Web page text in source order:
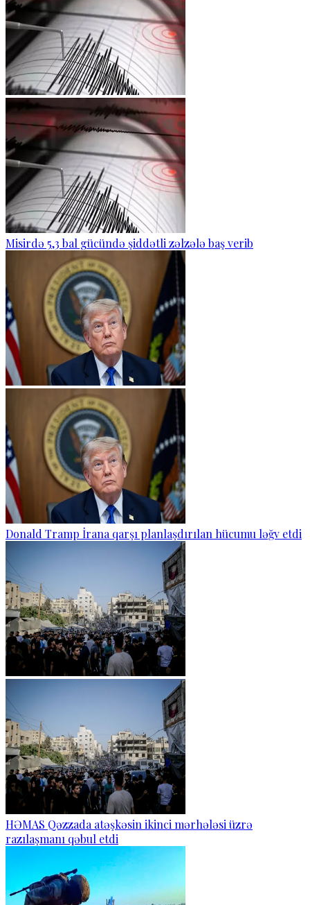
Misirdə 5,3 bal gücündə şiddətli zəlzələ baş verib
Donald Tramp İrana qarşı planlaşdırılan hücumu ləğv etdi
HƏMAS Qəzzada atəşkəsin ikinci mərhələsi üzrə
razılaşmanı qəbul etdi